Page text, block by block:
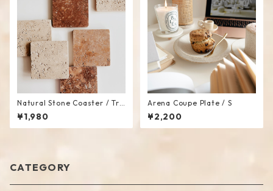
Natural Stone Coaster / Tra
y
¥1,980
Arena Coupe Plate / S
¥2,200
CATEGORY